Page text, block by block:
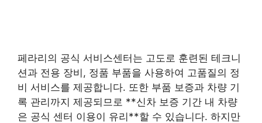
페라리의 공식 서비스센터는 고도로 훈련된 테크니
션과 전용 장비, 정품 부품을 사용하여 고품질의 정
비 서비스를 제공합니다. 또한 부품 보증과 차량 기
록 관리까지 제공되므로 **신차 보증 기간 내 차량
은 공식 센터 이용이 유리**할 수 있습니다. 하지만